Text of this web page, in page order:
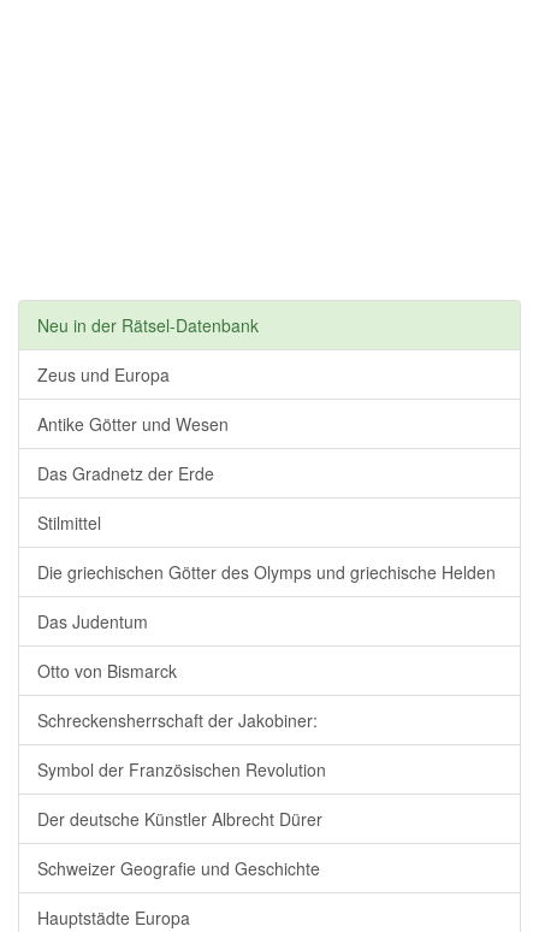
Neu in der Rätsel-Datenbank
Zeus und Europa
Antike Götter und Wesen
Das Gradnetz der Erde
Stilmittel
Die griechischen Götter des Olymps und griechische Helden
Das Judentum
Otto von Bismarck
Schreckensherrschaft der Jakobiner:
Symbol der Französischen Revolution
Der deutsche Künstler Albrecht Dürer
Schweizer Geografie und Geschichte
Hauptstädte Europa